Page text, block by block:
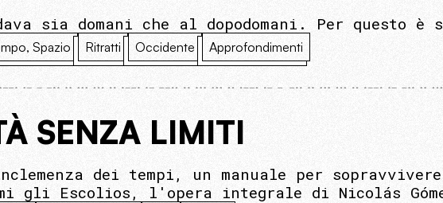
sia domani che al dopodomani. Per questo è
Spazio Ritratti Occidente Approfondimenti
SENZA LIMITI
dei tempi, un manuale per sopravvivere
gli Escolios, l'opera integrale di Nicolás